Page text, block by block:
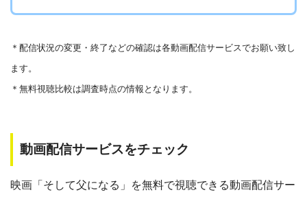
また、著作権については、保護の・違反に対しての厳罰化の
照）
す。
＊ 配信状況の変更・終了などの確認は各動画配信サービスでお願い致し
ます。
＊無料視聴比較は調査時点の情報となります。
動画配信サービスをチェック
映画「そして父になる」を無料で視聴できる動画配信サー